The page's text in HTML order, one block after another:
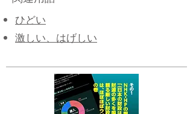
​ひどい
激しい、はげしい